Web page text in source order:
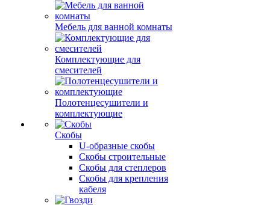
Мебель для ванной комнаты
Комплектующие для
смесителей
Полотенцесушители и
комплектующие
Скобы
U-образные скобы
Скобы строительные
Скобы для степлеров
Скобы для крепления
кабеля